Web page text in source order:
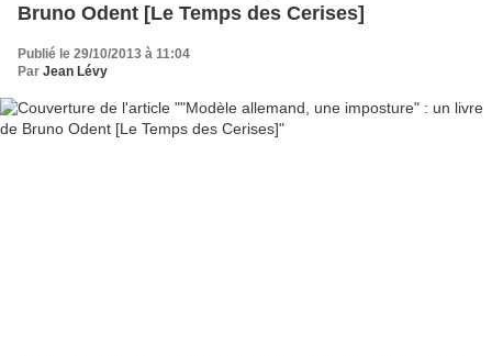
Bruno Odent [Le Temps des Cerises]
Publié le 29/10/2013 à 11:04
Par Jean Lévy